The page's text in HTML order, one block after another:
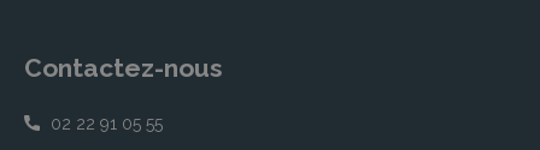
Contactez-nous
02 22 91 05 55